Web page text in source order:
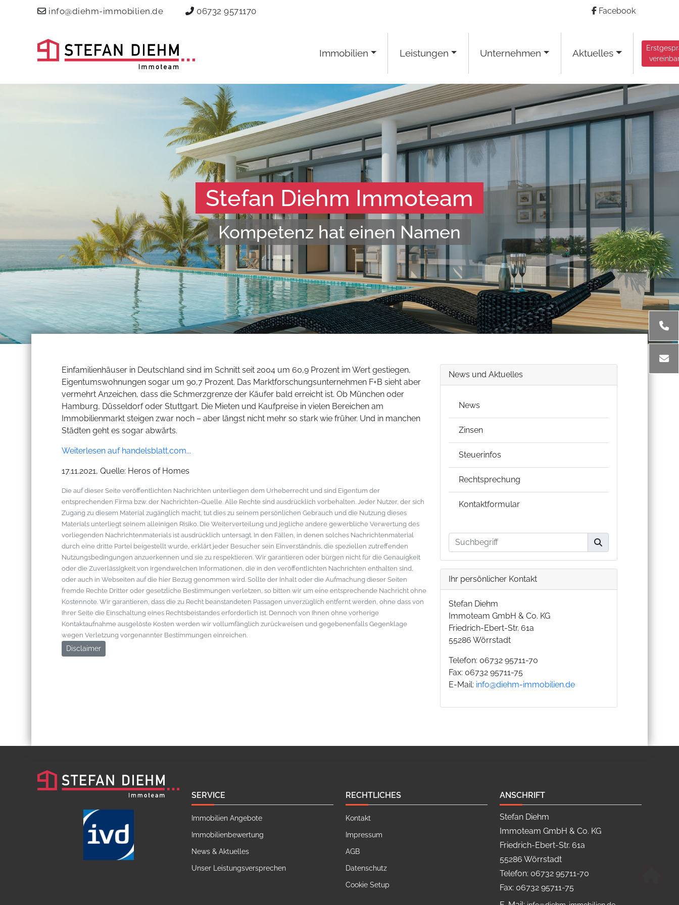
info@diehm-immobilien.de 06732 9571170 Facebook
Immobilien Leistungen Unternehmen Aktuelles
Stefan Diehm Immoteam
Kompetenz hat einen Namen
Einfamilienhäuser in Deutschland sind im Schnitt seit 2004 um 60,9 Prozent im Wert gestiegen,
Eigentumswohnungen sogar um 90,7 Prozent. Das Marktforschungsunternehmen F+B sieht aber
vermehrt Anzeichen, dass die Schmerzgrenze der Käufer bald erreicht ist. Ob München oder
Hamburg, Düsseldorf oder Stuttgart. Die Mieten und Kaufpreise in vielen Bereichen am
Immobilienmarkt steigen zwar noch – aber längst nicht mehr so stark wie früher. Und in manchen
Städten geht es sogar abwärts.
Weiterlesen auf handelsblatt.com...
17.11.2021, Quelle: Heros of Homes
Die auf dieser Seite veröffentlichten Nachrichten unterliegen dem Urheberrecht und sind Eigentum der
entsprechenden Firma bzw. der Nachrichten-Quelle. Alle Rechte sind ausdrücklich vorbehalten. Jeder Nutzer, der sich
Zugang zu diesem Material zugänglich macht, tut dies zu seinem persönlichen Gebrauch und die Nutzung dieses
Materials unterliegt seinem alleinigen Risiko. Die Weiterverteilung und jegliche andere gewerbliche Verwertung des
vorliegenden Nachrichtenmaterials ist ausdrücklich untersagt. In den Fällen, in denen solches Nachrichtenmaterial
durch eine dritte Partei beigestellt wurde, erklärt jeder Besucher sein Einverständnis, die speziellen zutreffenden
Nutzungsbedingungen anzuerkennen und sie zu respektieren. Wir garantieren oder bürgen nicht für die Genauigkeit
oder die Zuverlässigkeit von irgendwelchen Informationen, die in den veröffentlichten Nachrichten enthalten sind,
oder auch in Webseiten auf die hier Bezug genommen wird. Sollte der Inhalt oder die Aufmachung dieser Seiten
fremde Rechte Dritter oder gesetzliche Bestimmungen verletzen, so bitten wir um eine entsprechende Nachricht ohne
Kostennote. Wir garantieren, dass die zu Recht beanstandeten Passagen unverzüglich entfernt werden, ohne dass von
Ihrer Seite die Einschaltung eines Rechtsbeistandes erforderlich ist. Dennoch von Ihnen ohne vorherige
Kontaktaufnahme ausgelöste Kosten werden wir vollumfänglich zurückweisen und gegebenenfalls Gegenklage
wegen Verletzung vorgenannter Bestimmungen einreichen.
Disclaimer
News und Aktuelles
News
Zinsen
Steuerinfos
Rechtsprechung
Kontaktformular
Ihr persönlicher Kontakt
Stefan Diehm
Immoteam GmbH & Co. KG
Friedrich-Ebert-Str. 61a
55286 Wörrstadt
Telefon: 06732 95711-70
Fax: 06732 95711-75
E-Mail: info@diehm-immobilien.de
SERVICE
Immobilien Angebote
Immobilienbewertung
News & Aktuelles
Unser Leistungsversprechen
RECHTLICHES
Kontakt
Impressum
AGB
Datenschutz
Cookie Setup
ANSCHRIFT
Stefan Diehm
Immoteam GmbH & Co. KG
Friedrich-Ebert-Str. 61a
55286 Wörrstadt
Telefon: 06732 95711-70
Fax: 06732 95711-75